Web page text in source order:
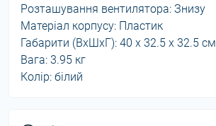
Розташування вентилятора: Знизу
Матеріал корпусу: Пластик
Габарити (ВхШхГ): 40 х 32.5 х 32.5 см
Вага: 3.95 кг
Колір: білий